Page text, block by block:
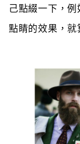
己點綴一下，
點睛的效果，